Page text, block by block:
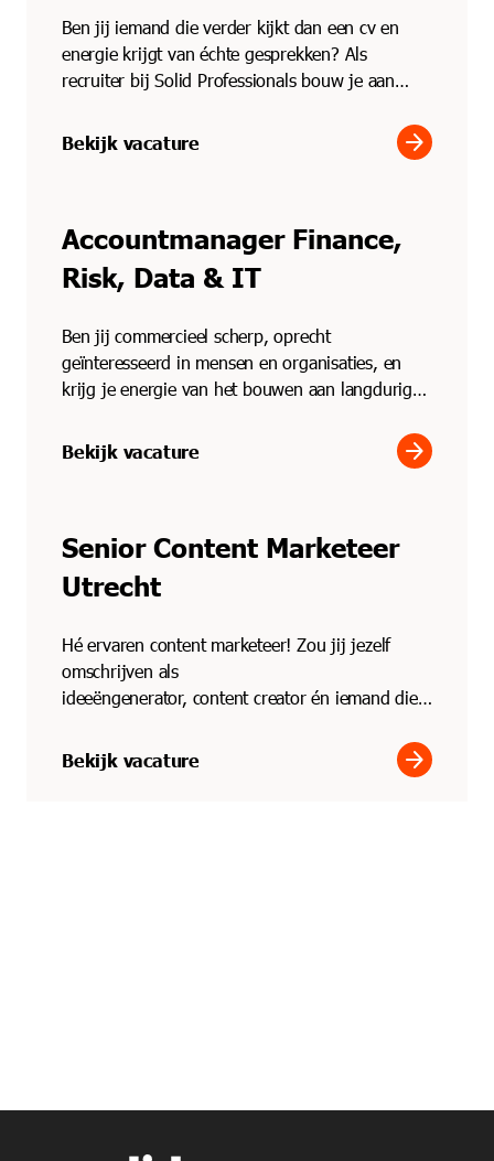
Ben jij iemand die verder kijkt dan een cv en
energie krijgt van échte gesprekken? Als
recruiter bij Solid Professionals bouw je aan
Bekijk vacature arrow_forward
Accountmanager Finance,
Risk, Data & IT
Ben jij commercieel scherp, oprecht
geïnteresseerd in mensen en organisaties, en
krijg je energie van het bouwen aan langdurige
Bekijk vacature arrow_forward
Senior Content Marketeer
Utrecht
Hé ervaren content marketeer! Zou jij jezelf
omschrijven als
ideeëngenerator, content creator én iemand die
Bekijk vacature arrow_forward